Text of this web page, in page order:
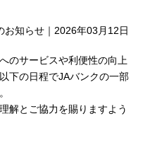
お知らせ ｜ 2026年03月12日
のサービスや利便性の向上
下の日程でJAバンクの一部
解とご協力を賜りますよう